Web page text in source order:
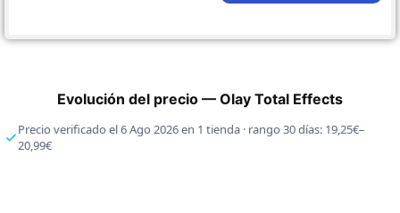
Evolución del precio — Olay Total Effects
Precio verificado el 6 Ago 2026 en 1 tienda · rango 30 días: 19,25€–
20,99€